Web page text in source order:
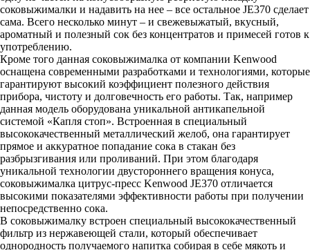
соковыжималки и надавить на нее – все остальное JE370 сделает
сама. Всего несколько минут – и свежевыжатый, вкусный,
ароматный и полезный сок без концентратов и примесей готов к
употреблению.
Кроме того данная соковыжималка от компании Kenwood
оснащена современными разработками и технологиями, которые
гарантируют высокий коэффициент полезного действия
прибора, чистоту и долговечность его работы. Так, например
данная модель оборудована уникальной антикапельной
системой «Капля стоп». Встроенная в специальный
высококачественный металлический желоб, она гарантирует
прямое и аккуратное попадание сока в стакан без
разбрызгивания или проливаний. При этом благодаря
уникальной технологии двустороннего вращения конуса,
соковыжималка цитрус-пресс Kenwood JE370 отличается
высокими показателями эффективности работы при получении
непосредственно сока.
В соковыжималку встроен специальный высококачественный
фильтр из нержавеющей стали, который обеспечивает
однородность получаемого напитка собирая в себе мякоть и